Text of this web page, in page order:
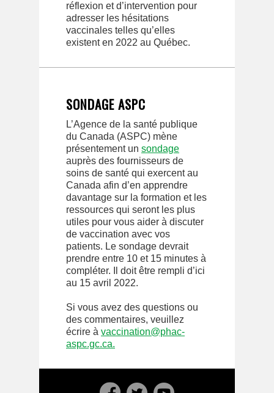
réflexion et d’intervention pour
adresser les hésitations
vaccinales telles qu’elles
existent en 2022 au Québec.
SONDAGE ASPC
L’Agence de la santé publique
du Canada (ASPC) mène
présentement un sondage
auprès des fournisseurs de
soins de santé qui exercent au
Canada afin d’en apprendre
davantage sur la formation et les
ressources qui seront les plus
utiles pour vous aider à discuter
de vaccination avec vos
patients. Le sondage devrait
prendre entre 10 et 15 minutes à
compléter. Il doit être rempli d’ici
au 15 avril 2022.
Si vous avez des questions ou
des commentaires, veuillez
écrire à vaccination@phac-
aspc.gc.ca.